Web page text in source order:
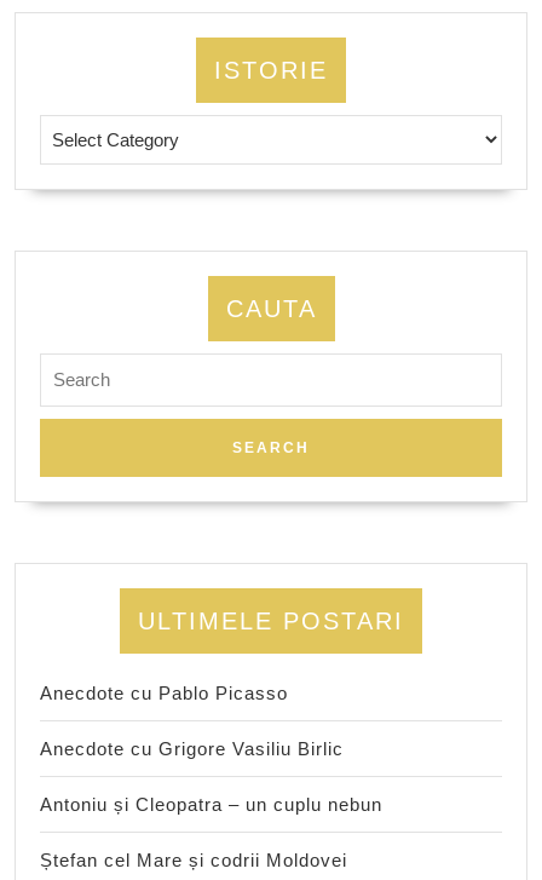
ISTORIE
CAUTA
for:
ULTIMELE POSTARI
Anecdote cu Pablo Picasso
Anecdote cu Grigore Vasiliu Birlic
Antoniu și Cleopatra – un cuplu nebun
Ștefan cel Mare și codrii Moldovei